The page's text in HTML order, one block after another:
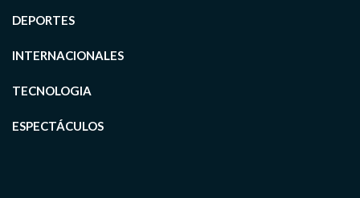
DEPORTES
INTERNACIONALES
TECNOLOGIA
ESPECTÁCULOS